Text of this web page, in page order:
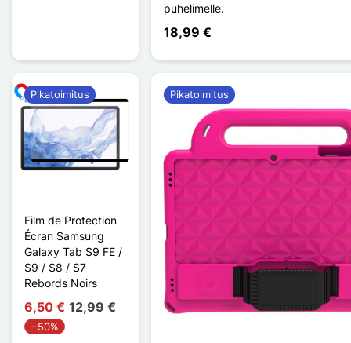
puhelimelle.
18,99 €
Film de Protection
Écran Samsung
Galaxy Tab S9 FE /
S9 / S8 / S7
Rebords Noirs
6,50 € 12,99 €
−50%
Pikatoimitus Pikatoimitus